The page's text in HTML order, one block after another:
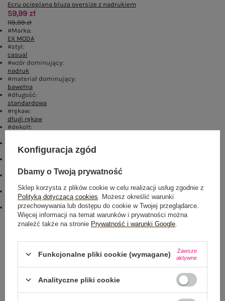
Ecru ocieplana bluza oversize z nadrukiem
59,99 zł
119,99 zł
#Marka:
EX MODA
#styl:
casual
#wzór dominujący:
nadruk
#materiał dominujący:
bawełna
#długość:
standardowa
#rękaw:
długi rękaw
#dekolt:
brak
70% bawełna
30% poliester
#sposób prania :
pranie w pralce w 30°C
#cechy dodatkowe:
ocieplenie
#modelka:
Modelka ma na sobie rozmiar one size. Wymiary modelki: wzrost 175
cm, biust 84 cm, talia 65 cm, biodra 92 cm
Rozmiar: One size
Centrum Logistyczne Nadarzyn
Konfiguracja zgód
Dbamy o Twoją prywatność
Sklep korzysta z plików cookie w celu realizacji usług zgodnie z
Polityką dotyczącą cookies . Możesz określić warunki
przechowywania lub dostępu do cookie w Twojej przeglądarce.
Więcej informacji na temat warunków i prywatności można
znaleźć także na stronie Prywatność i warunki Google
Funkcjonalne pliki cookie (wymagane)
Zawsze
aktywne
Analityczne pliki cookie